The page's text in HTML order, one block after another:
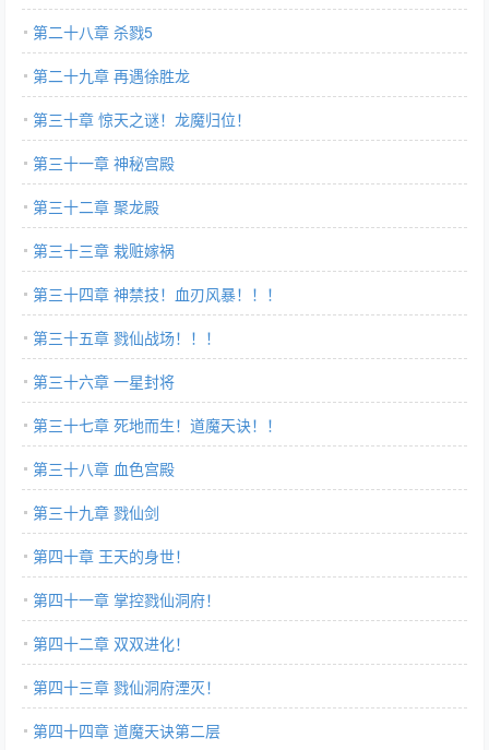
第二十八章 杀戮5
第二十九章 再遇徐胜龙
第三十章 惊天之谜！龙魔归位！
第三十一章 神秘宫殿
第三十二章 聚龙殿
第三十三章 栽赃嫁祸
第三十四章 神禁技！血刃风暴！！！
第三十五章 戮仙战场！！！
第三十六章 一星封将
第三十七章 死地而生！道魔天诀！！
第三十八章 血色宫殿
第三十九章 戮仙剑
第四十章 王天的身世！
第四十一章 掌控戮仙洞府！
第四十二章 双双进化！
第四十三章 戮仙洞府湮灭！
第四十四章 道魔天诀第二层